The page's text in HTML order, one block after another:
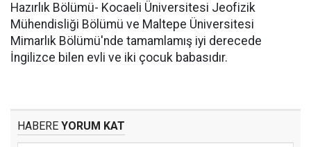
Hazırlık Bölümü- Kocaeli Üniversitesi Jeofizik
Mühendisliği Bölümü ve Maltepe Üniversitesi
Mimarlık Bölümü'nde tamamlamış iyi derecede
İngilizce bilen evli ve iki çocuk babasıdır.
HABERE YORUM KAT